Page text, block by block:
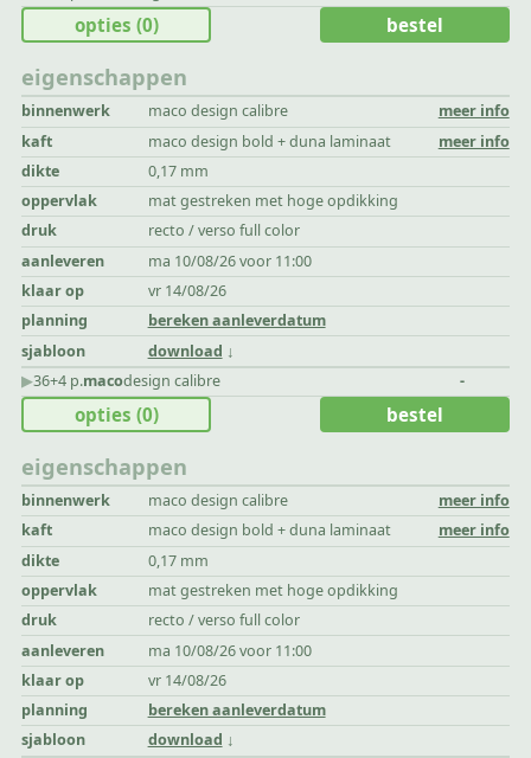
eigenschappen
binnenwerk maco design calibre
meer info
kaft
maco design bold + duna laminaat
meer info
dikte
0,17 mm
oppervlak
mat gestreken met hoge opdikking
druk
recto / verso full color
aanleveren
ma 10/08/26 voor 11:00
klaar op
vr 14/08/26
planning
bereken aanleverdatum
sjabloon
download
opties (0) bestel
▶︎36+4 p.macodesign calibre -
eigenschappen
binnenwerk maco design calibre
meer info
kaft
maco design bold + duna laminaat
meer info
dikte
0,17 mm
oppervlak
mat gestreken met hoge opdikking
druk
recto / verso full color
aanleveren
ma 10/08/26 voor 11:00
klaar op
vr 14/08/26
planning
bereken aanleverdatum
sjabloon
download
opties (0) bestel